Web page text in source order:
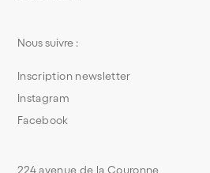
224 avenue de la Couronne
Nous suivre :
Inscription newsletter
Instagram
Facebook